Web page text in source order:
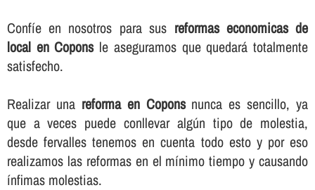
Confí­e en nosotros para sus reformas economicas de
local en Coponsle aseguramos que quedará totalmente
satisfecho.
Realizar una reforma en Coponsnunca es sencillo, ya
que a veces puede conllevar algún tipo de molestia,
desde fervalles tenemos en cuenta todo esto y por eso
realizamos las reformas en el mí­nimo tiempo y causando
í­nfimas molestias.